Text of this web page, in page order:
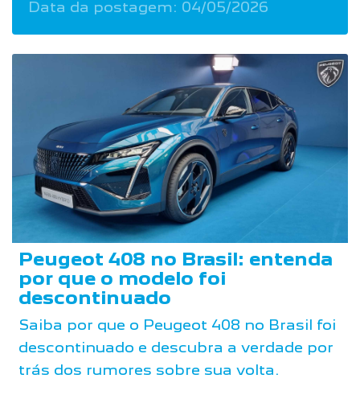
Data da postagem: 04/05/2026
Peugeot 408 no Brasil: entenda
por que o modelo foi
descontinuado
Saiba por que o Peugeot 408 no Brasil foi
descontinuado e descubra a verdade por
trás dos rumores sobre sua volta.